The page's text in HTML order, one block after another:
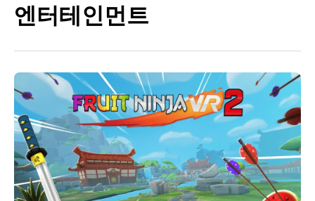
엔터테인먼트